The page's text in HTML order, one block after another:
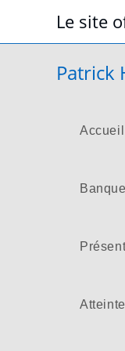
content
Le site
Patrick
Accueil